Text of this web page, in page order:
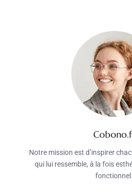
Notre mission est d’inspirer
qui lui ressemble, à la fois
fonctionnel.